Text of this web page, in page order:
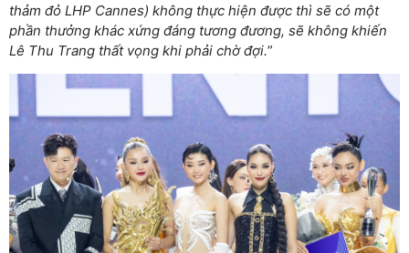
thảm đỏ LHP Cannes) không thực hiện được thì sẽ có một
phần thưởng khác xứng đáng tương đương, sẽ không khiến
Lê Thu Trang thất vọng khi phải chờ đợi.”